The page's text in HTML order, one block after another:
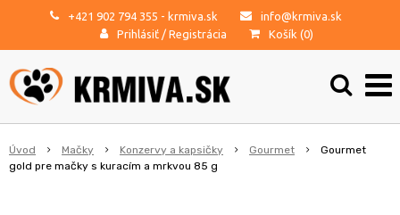
+421 902 794 355 - krmiva.sk
info@krmiva.sk
Prihlásiť / Registrácia Košík (0)
Úvod Mačky Konzervy a kapsičky Gourmet
Gourmet
gold pre mačky s kuracím a mrkvou 85 g